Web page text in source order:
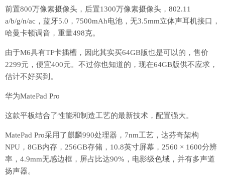
前置800万像素摄像头，后置1300万像素摄像头，802.11
a/b/g/n/ac，蓝牙5.0，7500mAh电池，无3.5mm立体声耳机接口，
哈曼卡顿调音，重量498克。
由于M6具有TF卡插槽，因此其实买64GB版也是可以的，售价
2299元，便宜400元。不过你也知道的，现在64GB版供不应求，
估计不好买到。
华为MatePad Pro
这款平板结合了性能和制造工艺的最新技术，配置强大。
MatePad Pro采用了麒麟990处理器，7nm工艺，达芬奇架构
NPU，8GB内存，256GB存储，10.8英寸屏幕，2560 × 1600分辨
率，4.9mm无感边框，屏占比达90%，电影级色域，并有多声道
扬声器。